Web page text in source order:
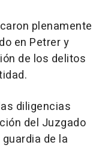
plenamente
en Petrer y
de los delitos
diligencias
del Juzgado
de la